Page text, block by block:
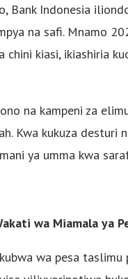
Bank Indonesia
na safi. Mnamo
chini kiasi, ikiashiria
na kampeni za
Kwa kukuza desturi
ya umma kwa
wa Miamala ya
wa pesa